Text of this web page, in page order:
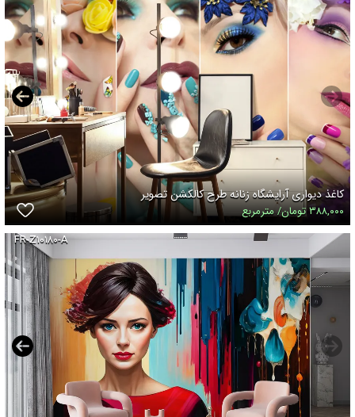
کاغذ دیواری آرایشگاه زنانه طرح کالکشن تصویر
۳۸۸,۰۰۰ تومان/ مترمربع
FR-Z۱۰۱۸۰-A